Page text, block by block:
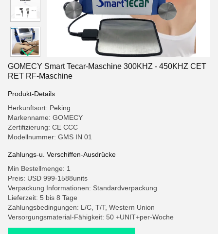
GOMECY Smart Tecar-Maschine 300KHZ - 450KHZ CET
RET RF-Maschine
Produkt-Details
Herkunftsort: Peking
Markenname: GOMECY
Zertifizierung: CE CCC
Modellnummer: GMS IN 01
Zahlungs-u. Verschiffen-Ausdrücke
Min Bestellmenge: 1
Preis: USD 999-1588units
Verpackung Informationen: Standardverpackung
Lieferzeit: 5 bis 8 Tage
Zahlungsbedingungen: L/C, T/T, Western Union
Versorgungsmaterial-Fähigkeit: 50 +UNIT+per-Woche